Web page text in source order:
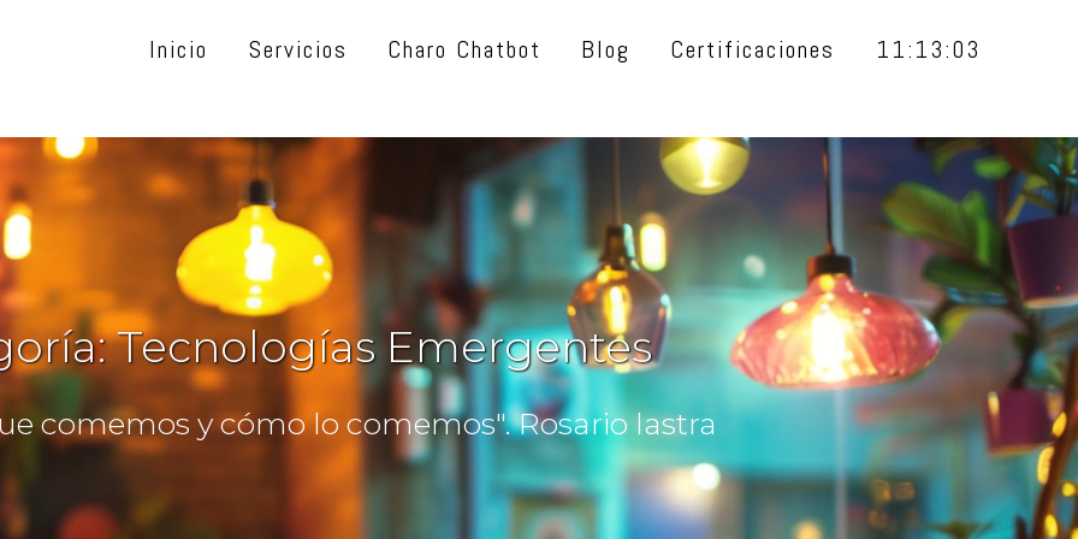
Inicio Servicios Charo Chatbot Blog Certificaciones 11:13:04
Tecnologías Emergentes
comemos y cómo lo comemos". Rosario lastra